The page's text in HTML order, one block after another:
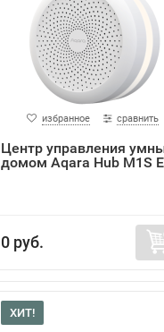
избранное сравнить
Центр управления
домом Aqara Hub M1S
0 руб.
ХИТ!